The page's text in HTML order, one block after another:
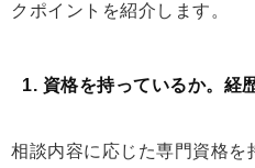
クポイントを紹介します。
1. 資格を持っているか。経
相談内容に応じた専門資格を